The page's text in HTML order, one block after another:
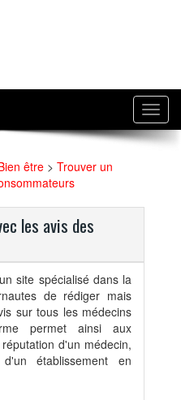
être > Trouver un
les avis des
site spécialisé dans la
de rédiger mais
sur tous les médecins
permet ainsi aux
d'un médecin,
établissement en